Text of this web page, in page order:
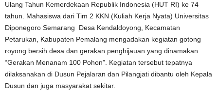
Ulang Tahun Kemerdekaan Republik Indonesia (HUT RI) ke 74
tahun. Mahasiswa dari Tim 2 KKN (Kuliah Kerja Nyata) Universitas
Diponegoro Semarang Desa Kendaldoyong, Kecamatan
Petarukan, Kabupaten Pemalang mengadakan kegiatan gotong
royong bersih desa dan gerakan penghijauan yang dinamakan
“Gerakan Menanam 100 Pohon”. Kegiatan tersebut tepatnya
dilaksanakan di Dusun Pejalaran dan Pilangjati dibantu oleh Kepala
Dusun dan juga masyarakat sekitar.